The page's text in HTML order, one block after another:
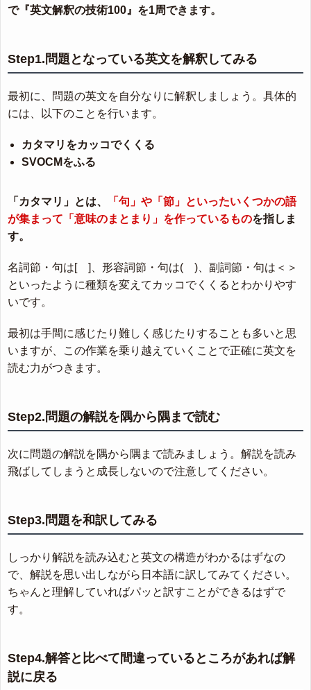
で『英文解釈の技術100』を1周できます。
Step1.問題となっている英文を解釈してみる
最初に、問題の英文を自分なりに解釈しましょう。具体的
には、以下のことを行います。
カタマリをカッコでくくる
SVOCMをふる
「カタマリ」とは、
「句」や「節」といったいくつかの語
が集まって「意味のまとまり」を作っているものを指しま
す。
名詞節・句は[ ]、形容詞節・句は( )、副詞節・句は＜＞
といったように種類を変えてカッコでくくるとわかりやす
いです。
最初は手間に感じたり難しく感じたりすることも多いと思
いますが、この作業を乗り越えていくことで正確に英文を
読む力がつきます。
Step2.問題の解説を隅から隅まで読む
次に問題の解説を隅から隅まで読みましょう。解説を読み
飛ばしてしまうと成長しないので注意してください。
Step3.問題を和訳してみる
しっかり解説を読み込むと英文の構造がわかるはずなの
で、解説を思い出しながら日本語に訳してみてください。
ちゃんと理解していればパッと訳すことができるはずで
す。
Step4.解答と比べて間違っているところがあれば解
説に戻る